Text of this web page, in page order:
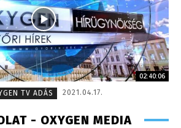
02:40:06
TV ADÁS
2021.04.17.
- OXYGEN MEDIA